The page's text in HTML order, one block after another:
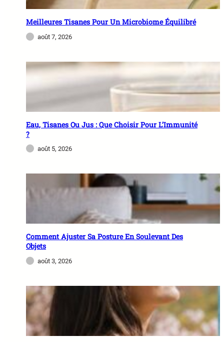
Meilleures Tisanes Pour Un Microbiome Équilibré
août 7, 2026
Eau, Tisanes Ou Jus : Que Choisir Pour L’Immunité
?
août 5, 2026
Comment Ajuster Sa Posture En Soulevant Des
Objets
août 3, 2026